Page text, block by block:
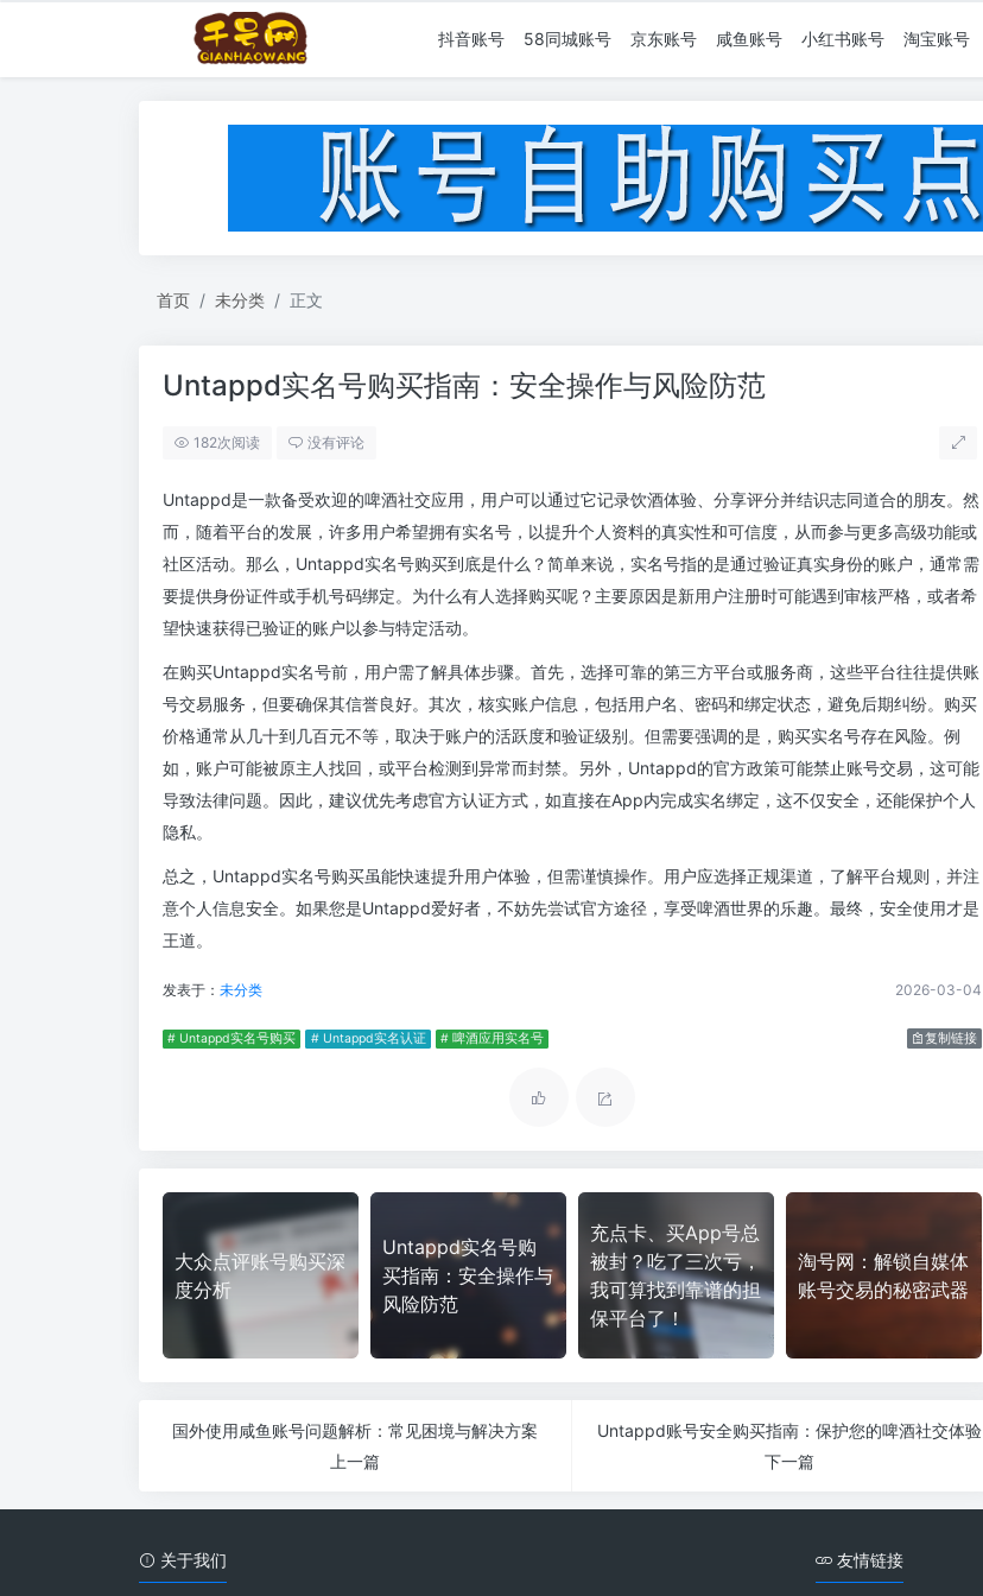
抖音账号 58同城账号 京东账号 咸鱼账号 小红书账号 淘宝账号
首页 未分类 正文
Untappd实名号购买指南：安全操作与风险防范
182次阅读 没有评论
Untappd是一款备受欢迎的啤酒社交应用，用户可以通过它记录饮酒体验、分享评分并结识志同道合的朋友。然
而，随着平台的发展，许多用户希望拥有实名号，以提升个人资料的真实性和可信度，从而参与更多高级功能或
社区活动。那么，Untappd实名号购买到底是什么？简单来说，实名号指的是通过验证真实身份的账户，通常需
要提供身份证件或手机号码绑定。为什么有人选择购买呢？主要原因是新用户注册时可能遇到审核严格，或者希
望快速获得已验证的账户以参与特定活动。
在购买Untappd实名号前，用户需了解具体步骤。首先，选择可靠的第三方平台或服务商，这些平台往往提供账
号交易服务，但要确保其信誉良好。其次，核实账户信息，包括用户名、密码和绑定状态，避免后期纠纷。购买
价格通常从几十到几百元不等，取决于账户的活跃度和验证级别。但需要强调的是，购买实名号存在风险。例
如，账户可能被原主人找回，或平台检测到异常而封禁。另外，Untappd的官方政策可能禁止账号交易，这可能
导致法律问题。因此，建议优先考虑官方认证方式，如直接在App内完成实名绑定，这不仅安全，还能保护个人
隐私。
总之，Untappd实名号购买虽能快速提升用户体验，但需谨慎操作。用户应选择正规渠道，了解平台规则，并注
意个人信息安全。如果您是Untappd爱好者，不妨先尝试官方途径，享受啤酒世界的乐趣。最终，安全使用才是
王道。
发表于： 未分类 2026-03-04
# Untappd实名号购买 # Untappd实名认证 # 啤酒应用实名号 复制链接
大众点评账号购买深
度分析
Untappd实名号购
买指南：安全操作与
风险防范
充点卡、买App号总
被封？吃了三次亏，
我可算找到靠谱的担
保平台了！
淘号网：解锁自媒体
账号交易的秘密武器
国外使用咸鱼账号问题解析：常见困境与解决方案
上一篇
Untappd账号安全购买指南：保护您的啤酒社交体验
下一篇
关于我们 友情链接